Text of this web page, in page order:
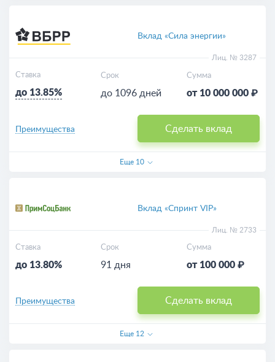
Вклад «Сила энергии»
Лиц. № 3287
Ставка
до 13.85%
Срок
до 1096 дней
Сумма
от 10 000 000 ₽
Сделать вклад
Преимущества
Еще 10
Вклад «Спринт VIP»
Лиц. № 2733
Ставка
до 13.80%
Срок
91 дня
Сумма
от 100 000 ₽
Сделать вклад
Преимущества
Еще 12